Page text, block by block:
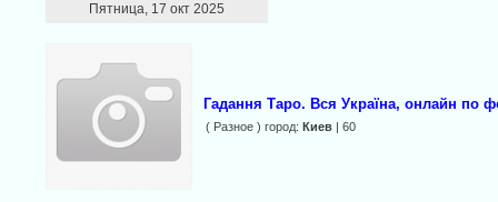
Пятница, 17 окт 2025
Гадання Таро. Вся Україна, онлайн по
( Разное ) город: Киев| 60